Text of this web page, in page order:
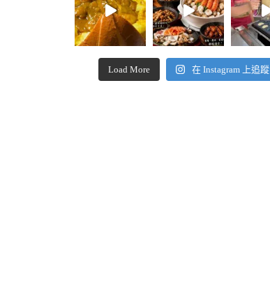
Load More 在 Instagram 上追蹤